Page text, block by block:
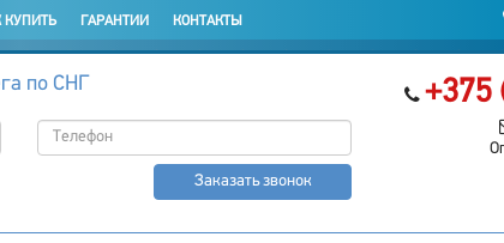
КУПИТЬ ГАРАНТИИ КОНТАКТЫ
+375
по СНГ
Заказать звонок